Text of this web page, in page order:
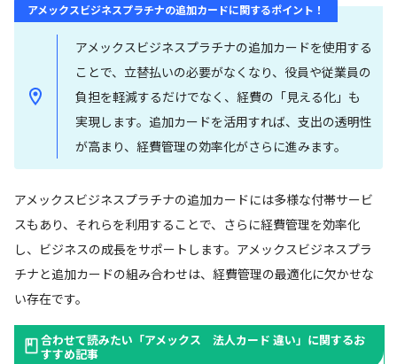
アメックスビジネスプラチナの追加カードに関するポイント！
アメックスビジネスプラチナの追加カードを使用する
ことで、立替払いの必要がなくなり、役員や従業員の
負担を軽減するだけでなく、経費の「見える化」も
実現します。追加カードを活用すれば、支出の透明性
が高まり、経費管理の効率化がさらに進みます。
アメックスビジネスプラチナの追加カードには多様な付帯サービ
スもあり、それらを利用することで、さらに経費管理を効率化
し、ビジネスの成長をサポートします。アメックスビジネスプラ
チナと追加カードの組み合わせは、経費管理の最適化に欠かせな
い存在です。
合わせて読みたい「アメックス 法人カード 違い」に関するお
すすめ記事